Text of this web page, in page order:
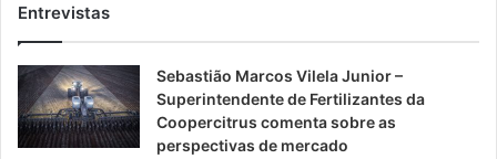
Entrevistas
Sebastião Marcos Vilela Junior –
Superintendente de Fertilizantes da
Coopercitrus comenta sobre as
perspectivas de mercado